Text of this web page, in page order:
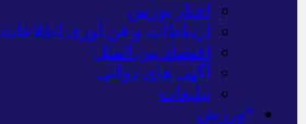
اخبار بورس
ارتباطات و فن آوری اطلاعات
اقتصاد بین الملل
آگهی های دولتی
تبلیغات
*ورزش